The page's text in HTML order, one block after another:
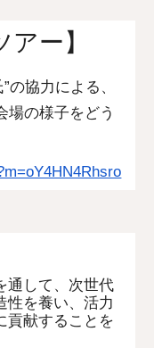
ー】
”の協力による、
場の様子をどう
通して、次世代
性を養い、活力
貢献することを